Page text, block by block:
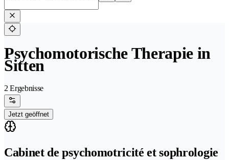
Psychomotorische Therapie in
Sitten
2 Ergebnisse
Jetzt geöffnet
Cabinet de psychomotricité et sophrologie